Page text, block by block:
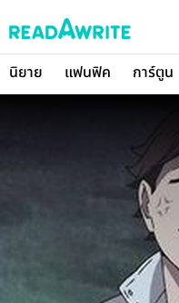
นิยาย แฟนฟิค การ์ตูน